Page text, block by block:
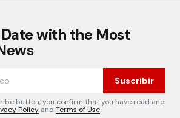
with the Most
Suscribir
button, you confirm that you have read and
Policy and Terms of Use